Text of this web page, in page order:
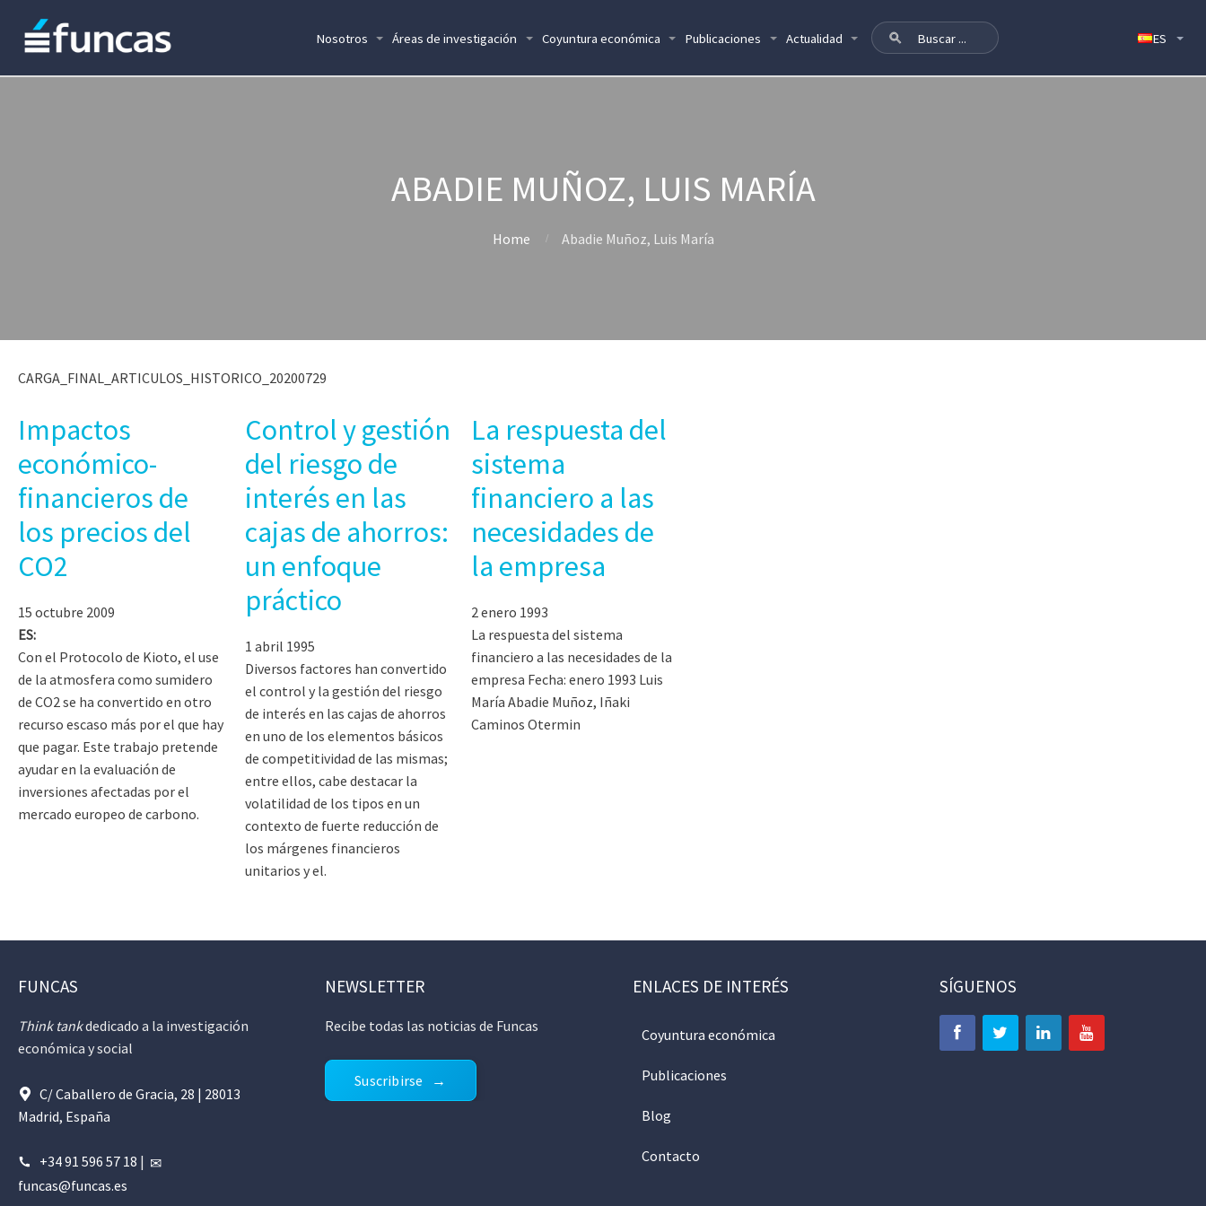
Nosotros Áreas de investigación Coyuntura económica Publicaciones Actualidad
ABADIE MUÑOZ, LUIS MARÍA
Home Abadie Muñoz, Luis María
CARGA_FINAL_ARTICULOS_HISTORICO_20200729
Impactos
económico-
financieros de
los precios del
CO2
15 octubre 2009
ES:
Con el Protocolo de Kioto, el use
de la atmosfera como sumidero
de CO2 se ha convertido en otro
recurso escaso más por el que hay
que pagar. Este trabajo pretende
ayudar en la evaluación de
inversiones afectadas por el
mercado europeo de carbono.
Control y gestión
del riesgo de
interés en las
cajas de ahorros:
un enfoque
práctico
1 abril 1995
Diversos factores han convertido
el control y la gestión del riesgo
de interés en las cajas de ahorros
en uno de los elementos básicos
de competitividad de las mismas;
entre ellos, cabe destacar la
volatilidad de los tipos en un
contexto de fuerte reducción de
los márgenes financieros
unitarios y el.
La respuesta del
sistema
financiero a las
necesidades de
la empresa
2 enero 1993
La respuesta del sistema
financiero a las necesidades de la
empresa Fecha: enero 1993 Luis
María Abadie Muñoz, Iñaki
Caminos Otermin
FUNCAS
Think tankdedicado a la investigación
económica y social
C/ Caballero de Gracia, 28 | 28013
Madrid, España
+34 91 596 57 18 |
funcas@funcas.es
NEWSLETTER
Recibe todas las noticias de Funcas
Suscribirse
ENLACES DE INTERÉS
Coyuntura económica
Publicaciones
Blog
Contacto
SÍGUENOS